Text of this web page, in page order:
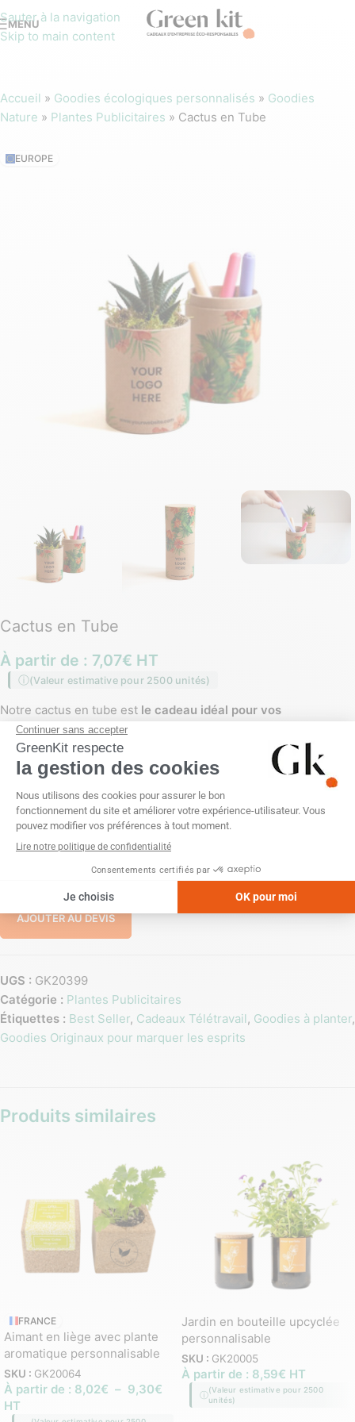
Sauter à la navigation
Skip to main content
MENU
Accueil » Goodies écologiques personnalisés » Goodies
Nature » Plantes Publicitaires » Cactus en Tube
EUROPE
Cactus en Tube
À partir de : 7,07€ HT
(Valeur estimative pour 2500 unités)
Notre cactus en tube est le cadeau idéal pour vos
collaborateurs , c’est un cadeau original et éco-responsable
que vous pourrez personnaliser complètement le tube afin de
le rendre unique et à l’image de votre entreprise.
PERSONNALISATION
Impression numérique (quadri)
AJOUTER AU DEVIS
UGS : GK20399
Catégorie : Plantes Publicitaires
Étiquettes : Best Seller, Cadeaux Télétravail, Goodies à planter,
Goodies Originaux pour marquer les esprits
Produits similaires
FRANCE
Aimant en liège avec plante
aromatique personnalisable
SKU : GK20064
À partir de : 8,02€ – 9,30€
HT
Jardin en bouteille upcyclée
personnalisable
SKU : GK20005
À partir de : 8,59€ HT
(Valeur estimative pour 2500
unités)